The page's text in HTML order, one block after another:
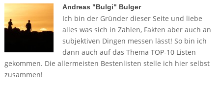
Andreas "Bulgi" Bulger
Ich bin der Gründer dieser Seite und liebe
alles was sich in Zahlen, Fakten aber auch an
subjektiven Dingen messen lässt! So bin ich
dann auch auf das Thema TOP-10 Listen
gekommen. Die allermeisten Bestenlisten stelle ich hier selbst
zusammen!